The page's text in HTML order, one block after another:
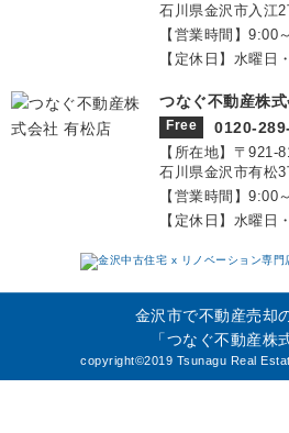
石川県金沢市入江
【営業時間】9:00
【定休日】水曜日
つなぐ不動産株
Free 0120-
【所在地】〒
石川県金沢市有松
【営業時間】9:00
【定休日】水曜日
金沢市で不動産売却
「つなぐ不動産株
copyright©2019 Tsunagu Real